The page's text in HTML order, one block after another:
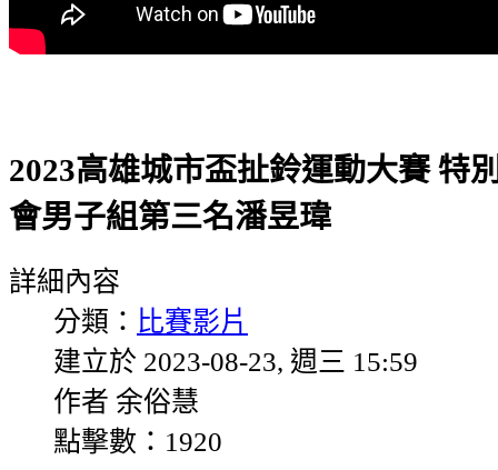
2023高雄城市盃扯鈴運動大賽 特
會男子組第三名潘昱瑋
詳細內容
分類： 比賽影片
建立於 2023-08-23, 週三 15:59
作者 余俗慧
點擊數：1920